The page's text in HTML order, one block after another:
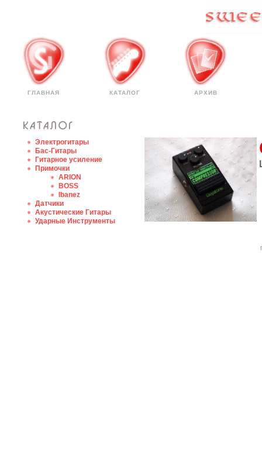
ГЛАВНАЯ КАТАЛОГ АРХИВ
Электрогитары
Бас-Гитары
Гитарное усиление
Примочки
ARION
BOSS
Ibanez
Датчики
Акустические Гитары
Ударные Инструменты